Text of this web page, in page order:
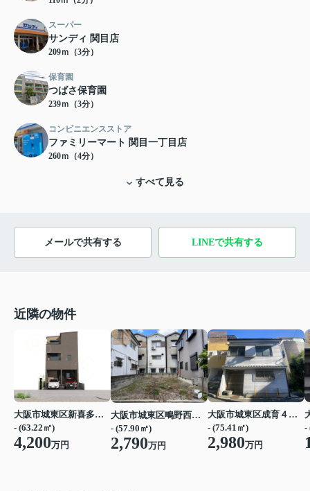
スーパー
サンディ 関目店
209ｍ（3分）
保育園
つばさ保育園
239ｍ（3分）
コンビニエンスストア
ファミリーマート 関目一丁目店
260ｍ（4分）
すべて見る
メールで共有する LINEで共有する
近隣の物件
大阪市城東区新喜多１丁目
- (63.22㎡)
4,200万円
大阪市城東区鴫野西５丁目
- (57.90㎡)
2,790万円
大阪市城東区成育４丁目
- (75.41㎡)
2,980万円
-